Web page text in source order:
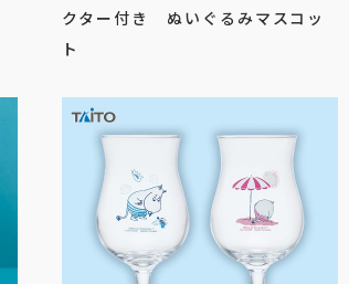
クター付き ぬいぐるみマスコッ
ト